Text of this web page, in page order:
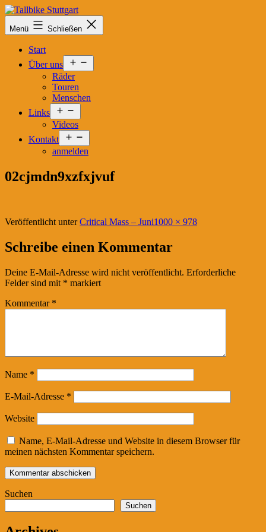
Zum
Inhalt
springen
Tallbike
Stuttgart
Menü Schließen
Start
Über uns
öffnen
Räder
Touren
Menschen
Links
öffnen
Videos
Kontakt
öffnen
anmelden
02cjmdn9xzfxjvuf
Veröffentlicht unterCritical Mass – JuniOriginalgröße
1000 × 978
Schreibe einen Kommentar
Deine E-Mail-Adresse wird nicht veröffentlicht. Erforderliche
Felder sind mit * markiert
Kommentar *
Name *
E-Mail-Adresse *
Website
Name, E-Mail-Adresse und Website in diesem Browser für
meinen nächsten Kommentar speichern.
Suchen
Suchen